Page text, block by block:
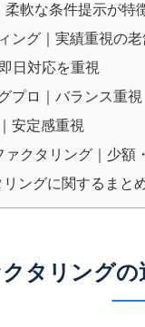
柔軟な条件提示が特
ング｜実績重視の老
日対応を重視
プロ｜バランス重視
安定感重視
ァクタリング｜少額
ングに関するまと
タリングの